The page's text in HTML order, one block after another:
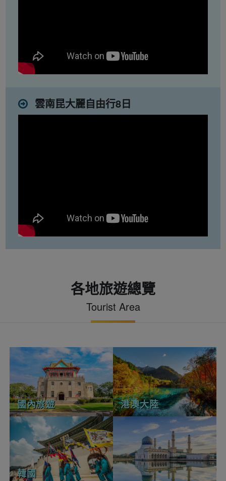
雲南昆大麗自由行8日
各地旅遊總覽
Tourist Area
國內旅遊 港澳大陸
韓國